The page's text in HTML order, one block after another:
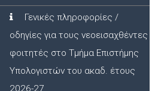
Γενικές πληροφορίες /
οδηγίες για τους νεοεισαχθέντες
φοιτητές στο Τμήμα Επιστήμης
Υπολογιστών του ακαδ. έτους
2026-27